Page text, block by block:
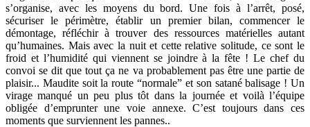
s’organise, avec les moyens du bord. Une fois à l’arrêt, posé,
sécuriser le périmètre, établir un premier bilan, commencer le
démontage, réfléchir à trouver des ressources matérielles autant
qu’humaines. Mais avec la nuit et cette relative solitude, ce sont le
froid et l’humidité qui viennent se joindre à la fête ! Le chef du
convoi se dit que tout ça ne va probablement pas être une partie de
plaisir... Maudite soit la route “normale” et son satané balisage ! Un
virage manqué un peu plus tôt dans la journée et voilà l’équipe
obligée d’emprunter une voie annexe. C’est toujours dans ces
moments que surviennent les pannes..